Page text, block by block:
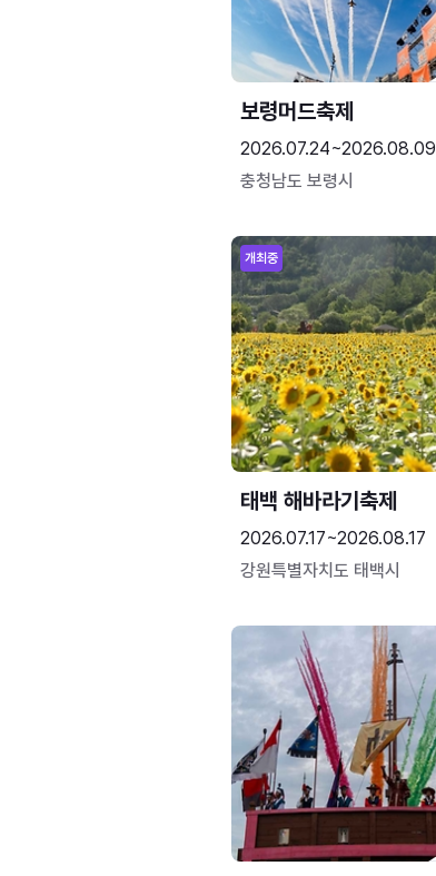
보령머드축제
2026.07.24~2026.08.09
충청남도 보령시
개최중
태백 해바라기축제
2026.07.17~2026.08.17
강원특별자치도 태백시